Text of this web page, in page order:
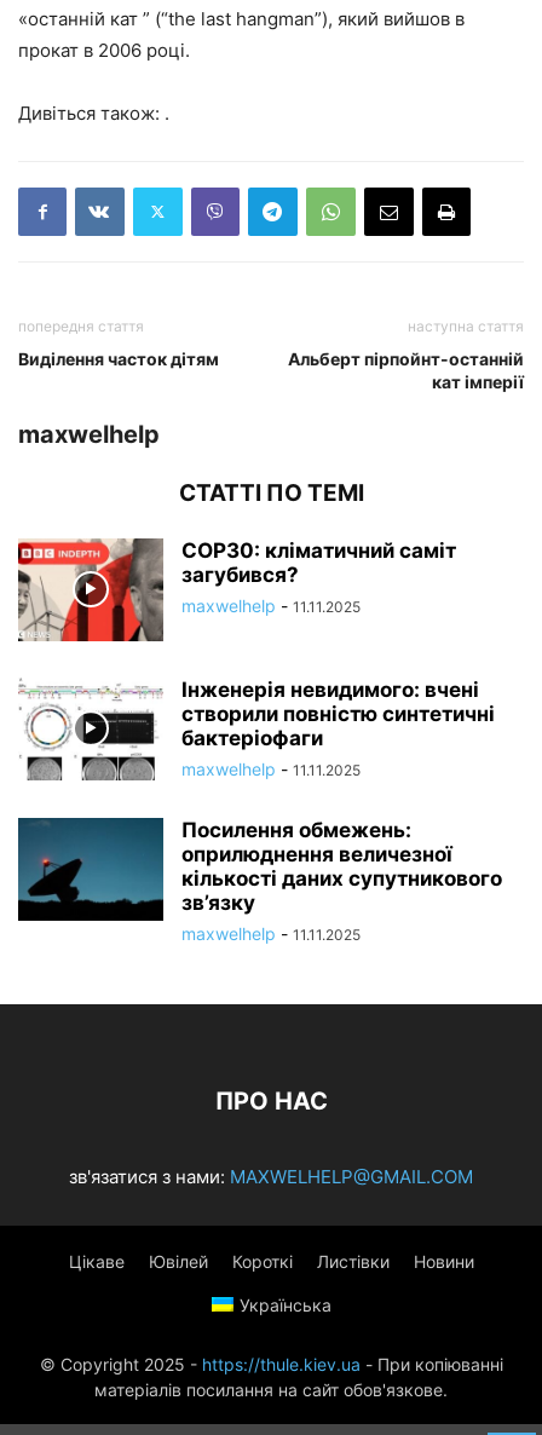
«останній кат ” (“the last hangman”), який вийшов в
прокат в 2006 році.
Дивіться також: .
попередня стаття
Виділення часток дітям
наступна стаття
Альберт пірпойнт-останній
кат імперії
maxwelhelp
СТАТТІ ПО ТЕМІ
COP30: кліматичний саміт
загубився?
maxwelhelp - 11.11.2025
Інженерія невидимого: вчені
створили повністю синтетичні
бактеріофаги
maxwelhelp - 11.11.2025
Посилення обмежень:
оприлюднення величезної
кількості даних супутникового
зв’язку
maxwelhelp - 11.11.2025
ПРО НАС
зв'язатися з нами: MAXWELHELP@GMAIL.COM
Цікаве Ювілей Короткі Листівки Новини
Українська
© Copyright 2025 - https://thule.kiev.ua - При копіюванні
матеріалів посилання на сайт обов'язкове.